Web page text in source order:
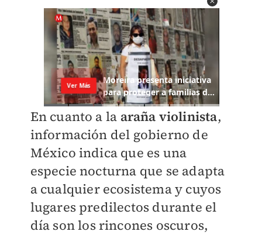
En cuanto a la araña violinista,
información del gobierno de
México indica que es una
especie nocturna que se adapta
a cualquier ecosistema y cuyos
lugares predilectos durante el
día son los rincones oscuros,